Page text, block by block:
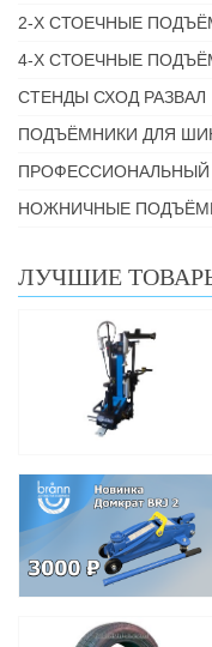
2-Х СТОЕЧНЫЕ
4-Х СТОЕЧНЫЕ
СТЕНДЫ СХОД РАЗВАЛ
ПОДЪЁМНИКИ ДЛЯ
НОЖНИЧНЫЕ
ЛУЧШИЕ